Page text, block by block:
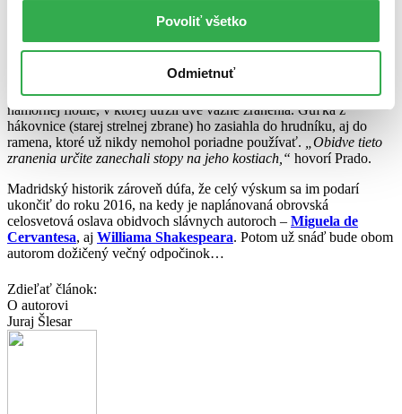
Povoliť všetko
Odmietnuť
Cervantesov dobrodružný život pomôžu odhaliť jeho kosti
„Našťastie“, viedol Cervantes pomerne dobrodružný život. V roku
1571 sa zúčastnil námornej bitky pri Lepante proti tureckej
námornej flotile, v ktorej utŕžil dve vážne zranenia. Guľka z
hákovnice (starej strelnej zbrane) ho zasiahla do hrudníku, aj do
ramena, ktoré už nikdy nemohol poriadne používať.
„Obidve tieto
zranenia určite zanechali stopy na jeho kostiach,“ hovorí Prado.
Madridský historik zároveň dúfa, že celý výskum sa im podarí
ukončiť do roku 2016, na kedy je naplánovaná obrovská
celosvetová oslava obidvoch slávnych autoroch – Miguela de
Cervantesa, aj Williama Shakespeara. Potom už snáď bude obom
autorom dožičený večný odpočinok…
Zdieľať článok:
O autorovi
Juraj Šlesar